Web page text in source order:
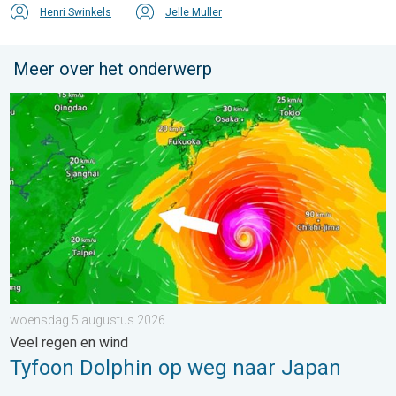
Henri Swinkels Jelle Muller
Meer over het onderwerp
Tyfoon Dolphin op weg naar Japan. Veel regen en wind. . .
woensdag 5 augustus 2026
Veel regen en wind
Tyfoon Dolphin op weg naar Japan